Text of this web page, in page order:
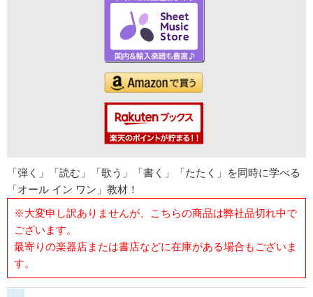
「弾く」「読む」「歌う」「書く」「たたく」を同時に学べる
「オール イン ワン」教材！
※大変申し訳ありませんが、こちらの商品は弊社品切れ中で
ございます。
最寄りの楽器店または書店などに在庫がある場合もございま
す。